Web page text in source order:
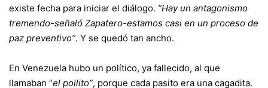
existe fecha para iniciar el diálogo. ”Hay un antagonismo
tremendo-señaló Zapatero-estamos casi en un proceso de
paz preventivo”. Y se quedó tan ancho.
En Venezuela hubo un político, ya fallecido, al que
llamaban “el pollito”, porque cada pasito era una cagadita.